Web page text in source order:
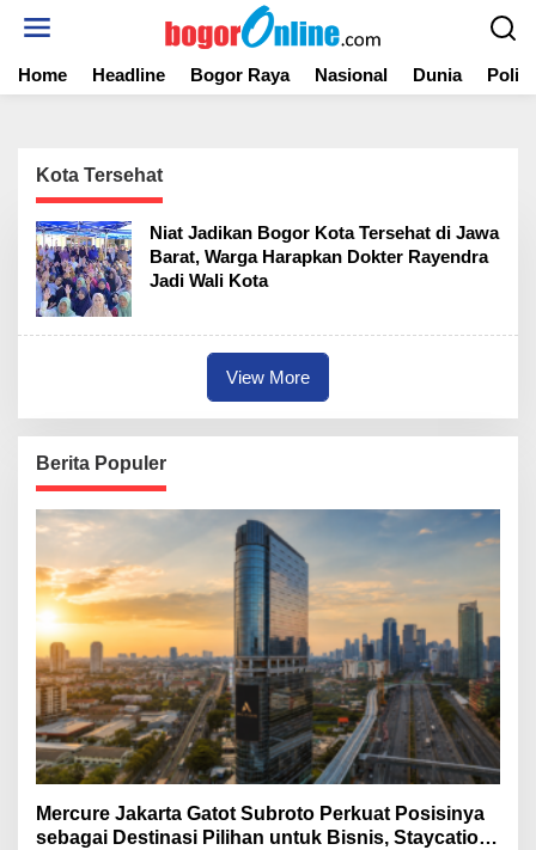
t
Home Headline Bogor Raya Nasional Dunia
Kota Tersehat
Niat Jadikan Bogor Kota Tersehat di Jawa
Barat, Warga Harapkan Dokter Rayendra
Jadi Wali Kota
View More
Berita Populer
Mercure Jakarta Gatot Subroto Perkuat Posisinya
sebagai Destinasi Pilihan untuk Bisnis, Staycation,